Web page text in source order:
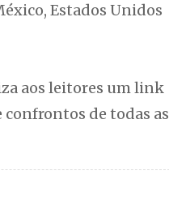
Estados Unidos
aos leitores um link
de todas as